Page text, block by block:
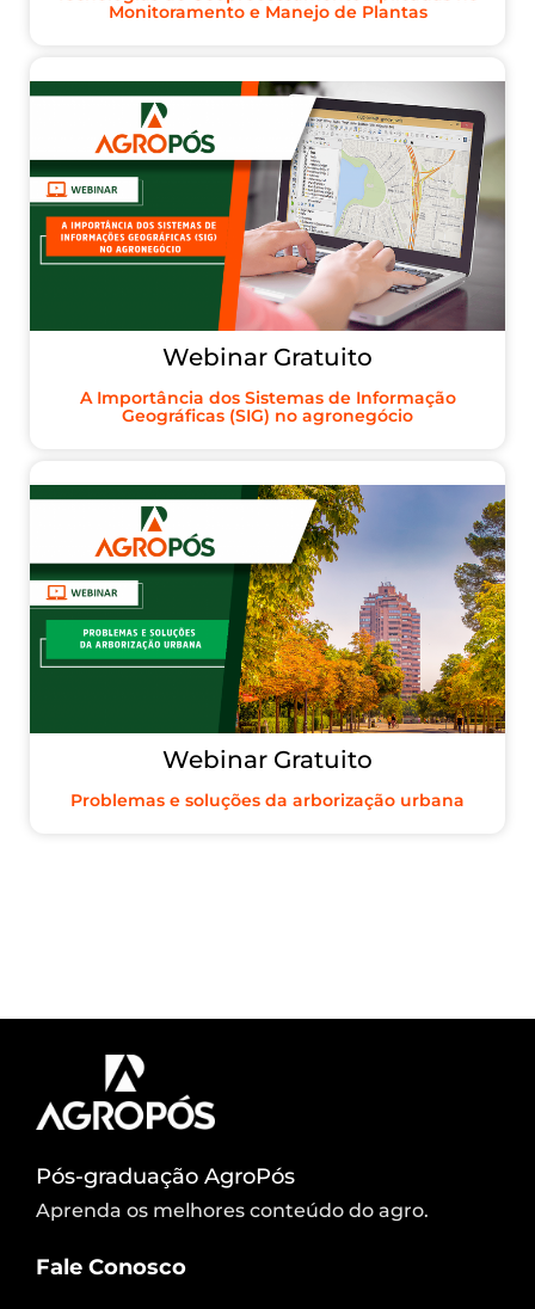
Monitoramento e Manejo de Plantas
Webinar Gratuito
A Importância dos Sistemas de Informação
Geográficas (SIG) no agronegócio
Webinar Gratuito
Problemas e soluções da arborização urbana
Pós-graduação AgroPós
Aprenda os melhores conteúdo do agro.
Fale Conosco